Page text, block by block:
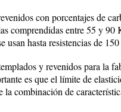
con porcentajes de
comprendidas entre 55 y 90
usan hasta resistencias de
y revenidos para la
es que el límite de
combinación de